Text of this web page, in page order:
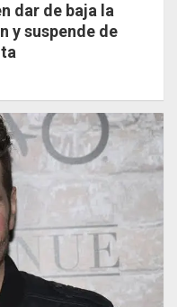
dar de baja la
y suspende de